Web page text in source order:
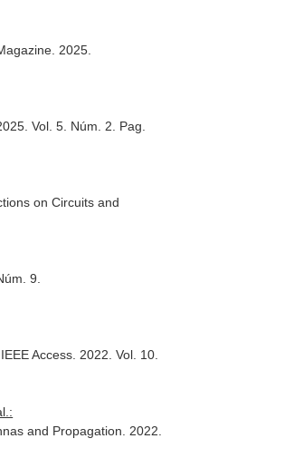
. 2025.
2025. Vol. 5. Núm. 2. Pag.
on Circuits and
9.
Access . 2022. Vol. 10.
and Propagation . 2022.